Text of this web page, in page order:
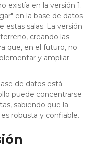
existía en la versión 1.
en la base de datos
estas salas. La versión
creando las
que, en el futuro, no
y ampliar
de datos está
puede concentrarse
sabiendo que la
robusta y confiable.